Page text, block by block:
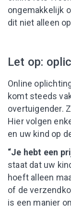
ongemakkelijk
dit niet alleen
Let op:
Online
komt steeds
overtuigender.
Hier volgen
en uw kind op
“Je hebt een
staat dat uw
hoeft alleen
of de
is een manier